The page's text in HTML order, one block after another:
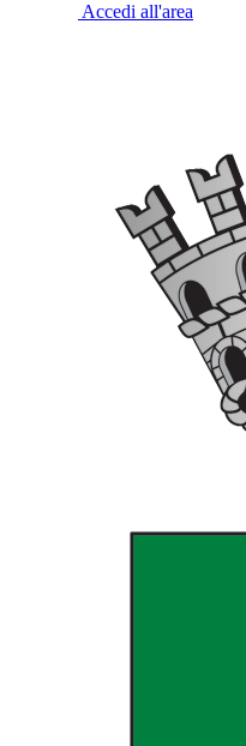
Accedi all'area